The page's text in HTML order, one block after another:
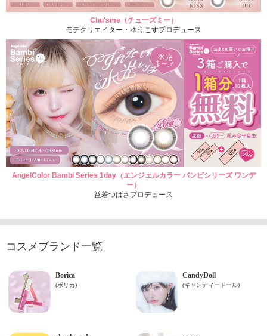
Chu'sme（チューズミー）
モテクリエイター・ゆうこすプロデュース
AngelColor Bambi Series 1day（エンジェルカラー バンビシリーズ ワンデ
ー）
益若つばさプロデュース
コスメブランド一覧